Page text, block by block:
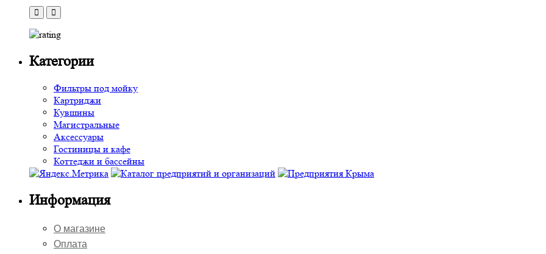
Категории
Фильтры под мойку
Картриджи
Кувшины
Магистральные
Аксессуары
Гостиницы и кафе
Коттеджи и бассейны
Информация
О магазине
Оплата